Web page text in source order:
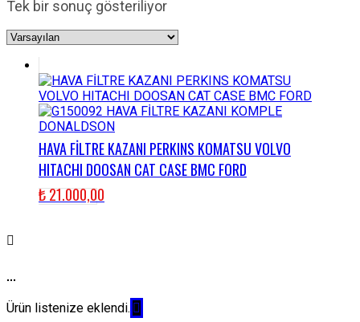
Tek bir sonuç gösteriliyor
HAVA FİLTRE KAZANI PERKINS KOMATSU VOLVO
HITACHI DOOSAN CAT CASE BMC FORD
₺21.000,00
...
Ürün listenize eklendi.